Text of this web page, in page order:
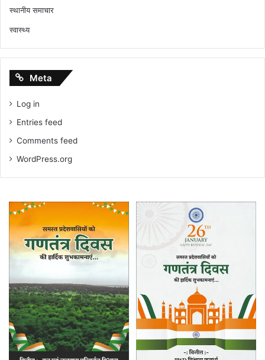
स्थानीय समाचार
स्वास्थ्य
Meta
Log in
Entries feed
Comments feed
WordPress.org